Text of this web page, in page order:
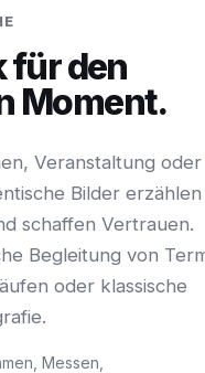
für den
Moment.
Veranstaltung oder
Bilder erzählen
schaffen Vertrauen.
Begleitung von
oder klassische
Messen,